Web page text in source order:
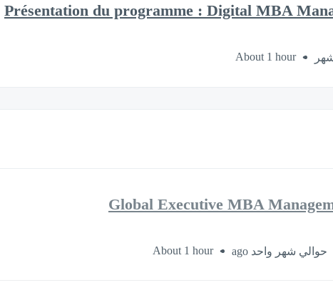
Présentation du programme : Digital MBA
About 1 hour
Global Executive MBA
حوالي شهر واحد ago About 1 hour